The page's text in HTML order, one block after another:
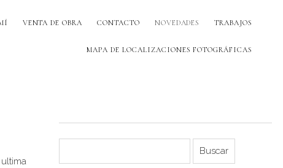
VENTA DE OBRA CONTACTO NOVEDADES TRABAJOS
MAPA DE LOCALIZACIONES FOTOGRÁFICAS